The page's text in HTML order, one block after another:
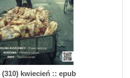
kwiecień :: epub